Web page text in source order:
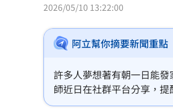
反指標女神一句話
吉安鄉公所副主任
白海豚會放颱風假
2026/05/10 13:22:00
阿立幫你摘要新聞重點
許多人夢想著有朝一日能
師近日在社群平台分享，
損，甚至讓人後悔莫及。